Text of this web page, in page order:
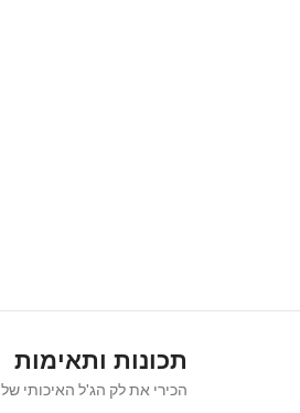
תכונות ותאימות
הכירי את לק הג'ל האיכותי של Buba Nail System הבחירה המושלמת למראה ציפורניים נקי, אלגנטי וטבעי המעניק מראה קלאסי ורב-גוני שמתאים לכל אירוע ולכל סגנון.